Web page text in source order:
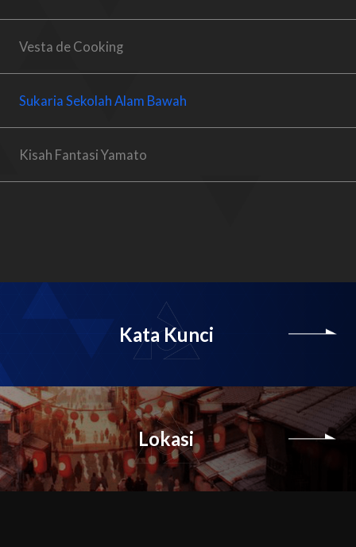
Vesta de Cooking
Sukaria Sekolah Alam Bawah
Kisah Fantasi Yamato
Kata Kunci
Lokasi